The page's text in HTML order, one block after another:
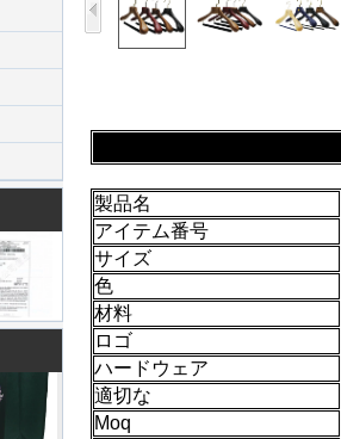
製品名
アイテム番号
サイズ
色
材料
ロゴ
ハードウェア
適切な
Moq